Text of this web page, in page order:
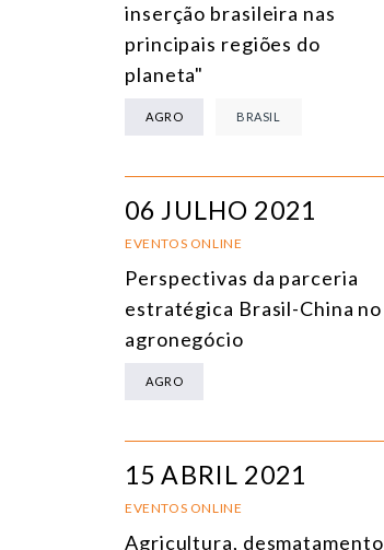
inserção brasileira nas
principais regiões do
planeta"
AGRO BRASIL
06 JULHO 2021
EVENTOS ONLINE
Perspectivas da parceria
estratégica Brasil-China no
agronegócio
AGRO
15 ABRIL 2021
EVENTOS ONLINE
Agricultura, desmatamento